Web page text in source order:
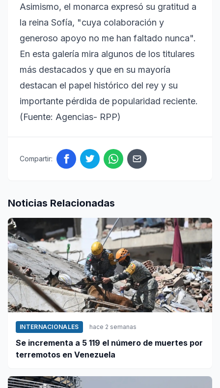
Asimismo, el monarca expresó su gratitud a
la reina Sofía, "cuya colaboración y
generoso apoyo no me han faltado nunca".
En esta galería mira algunos de los titulares
más destacados y que en su mayoría
destacan el papel histórico del rey y su
importante pérdida de popularidad reciente.
(Fuente: Agencias- RPP)
Compartir:
Noticias Relacionadas
INTERNACIONALES hace 2 semanas
Se incrementa a 5 119 el número de muertes por
terremotos en Venezuela